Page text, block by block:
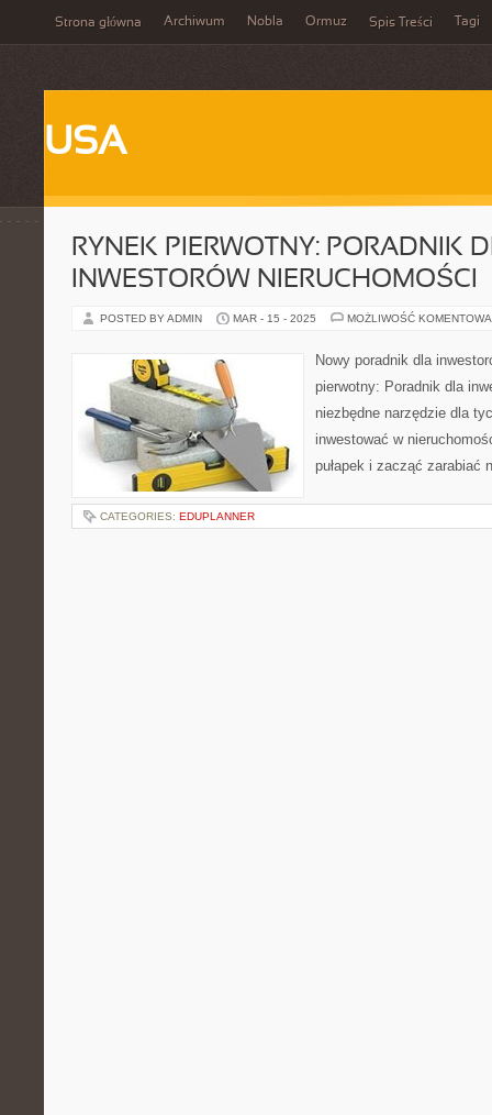
Strona główna Archiwum Nobla Ormuz Spis Treści Tagi
USA
RYNEK PIERWOTNY: PORADNIK
INWESTORÓW NIERUCHOMOŚCI
POSTED BY ADMIN MAR - 15 - 2025 MOŻLIWOŚĆ
Nowy poradnik dla
pierwotny: Poradnik dla
niezbędne narzędzie dla
inwestować w
pułapek i zacząć zarabiać
CATEGORIES: EDUPLANNER